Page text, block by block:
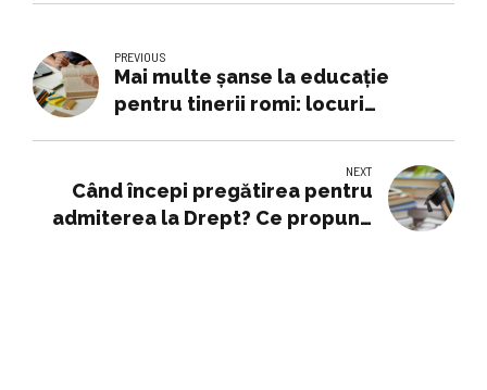
PREVIOUS
Mai multe șanse la educație
pentru tinerii romi: locuri
NEXT
Când începi pregătirea pentru
admiterea la Drept? Ce propune